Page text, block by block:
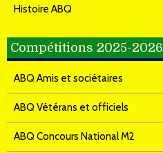
Histoire ABQ
Compétitions 2025-2026
ABQ Amis et sociétaires
ABQ Vétérans et officiels
ABQ Concours National M2